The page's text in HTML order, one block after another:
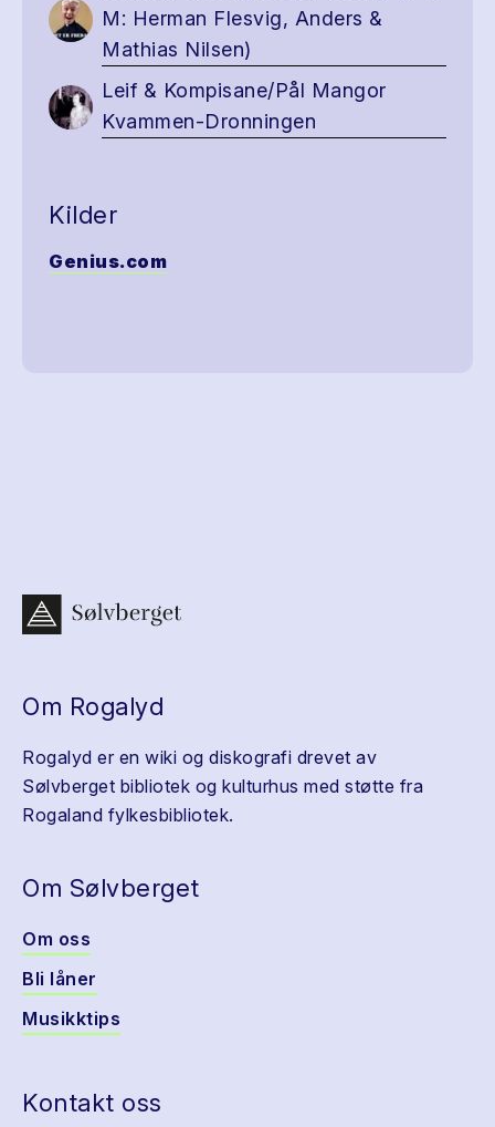
M: Herman Flesvig, Anders &
Mathias Nilsen)
Leif & Kompisane/Pål Mangor
Kvammen-Dronningen
Kilder
Genius.com
Om Rogalyd
Rogalyd er en wiki og diskografi drevet av
Sølvberget bibliotek og kulturhus med støtte fra
Rogaland fylkesbibliotek.
Om Sølvberget
Om oss
Bli låner
Musikktips
Kontakt oss